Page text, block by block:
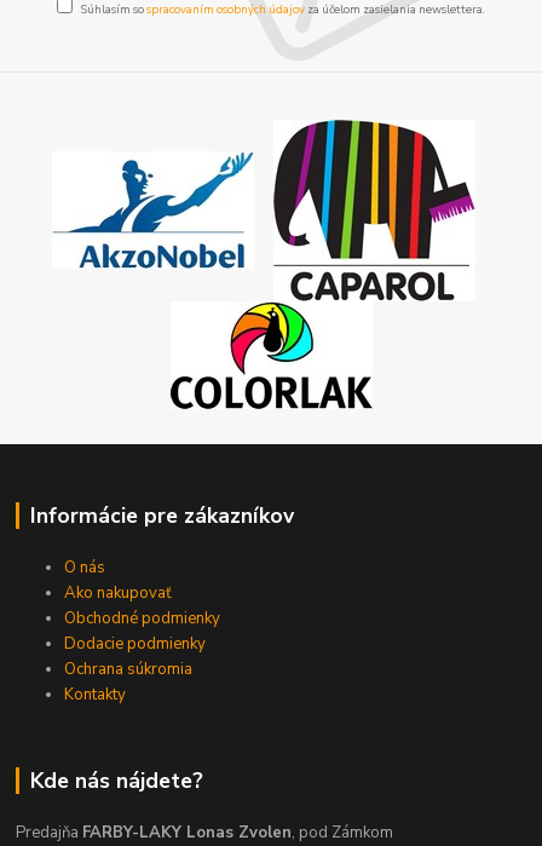
Súhlasím sospracovaním osobných údajov za účelom zasielania newslettera.
Informácie pre zákazníkov
O nás
Ako nakupovať
Obchodné podmienky
Dodacie podmienky
Ochrana súkromia
Kontakty
Kde nás nájdete?
Predajňa FARBY-LAKY Lonas Zvolen, pod Zámkom